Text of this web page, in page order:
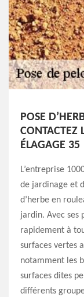
POSE
CONTACTEZ
ÉLAGAGE 35
L’entreprise
de jardinage et
d’herbe en
jardin. Avec ses
rapidement à
surfaces vertes
notamment les
surfaces dites
différents